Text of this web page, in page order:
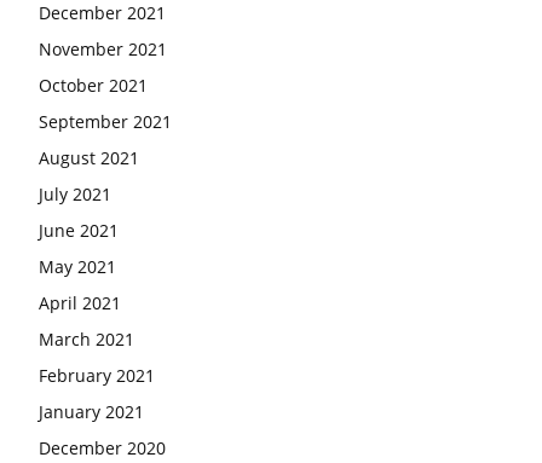
December 2021
November 2021
October 2021
September 2021
August 2021
July 2021
June 2021
May 2021
April 2021
March 2021
February 2021
January 2021
December 2020